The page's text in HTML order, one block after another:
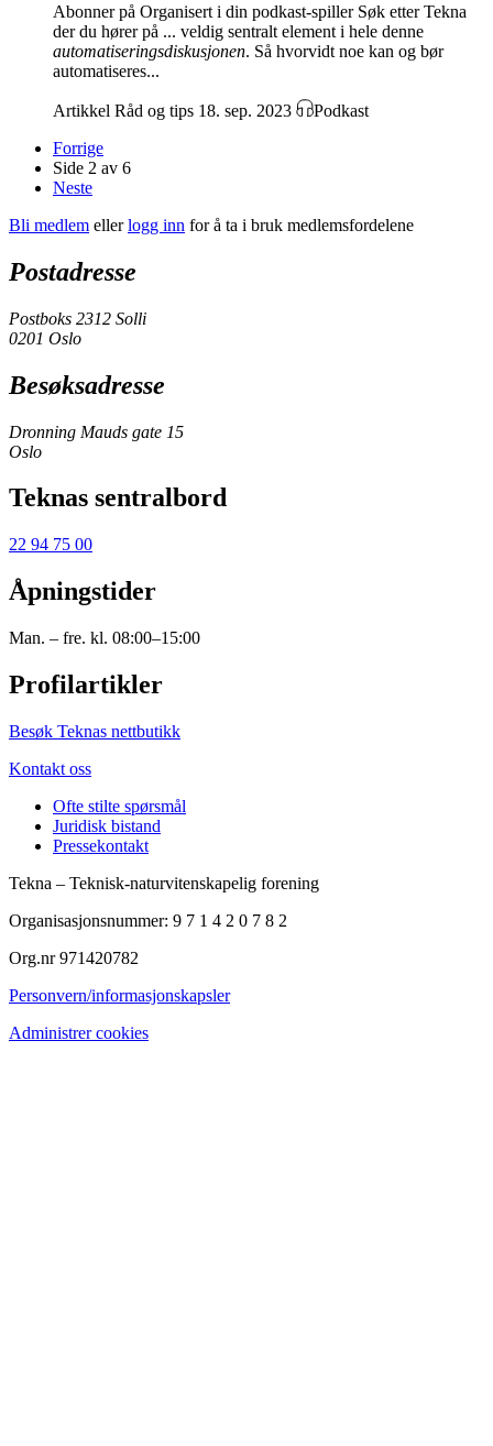
Abonner på Organisert i din podkast-spiller Søk etter Tekna
der du hører på ... veldig sentralt element i hele denne
automatiseringsdiskusjonen. Så hvorvidt noe kan og bør
automatiseres...
Artikkel Råd og tips 18. sep. 2023
Podkast
Forrige
Side 2 av 6
Neste
Bli medlem ellerlogg inn for å ta i bruk medlemsfordelene
Postadresse
Postboks 2312 Solli
0201 Oslo
Besøksadresse
Dronning Mauds gate 15
Oslo
Teknas sentralbord
22 94 75 00
Åpningstider
Man. – fre. kl. 08:00–15:00
Profilartikler
Besøk Teknas nettbutikk
Kontakt oss
Ofte stilte spørsmål
Juridisk bistand
Pressekontakt
Tekna – Teknisk-naturvitenskapelig forening
Organisasjonsnummer: 9 7 1 4 2 0 7 8 2
Org.nr 971420782
Personvern/informasjonskapsler
Administrer cookies